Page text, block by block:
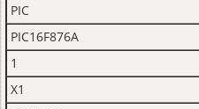
PIC
PIC16F876A
1
X1